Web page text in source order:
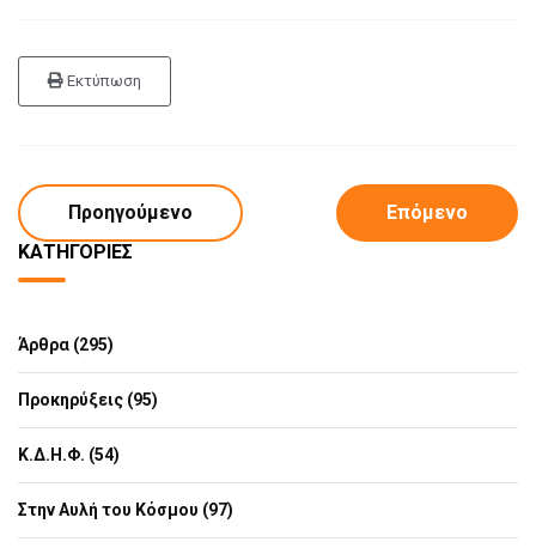
Εκτύπωση
Προηγούμενο
Επόμενο
ΚΑΤΗΓΟΡΊΕΣ
Άρθρα (295)
Προκηρύξεις (95)
Κ.Δ.Η.Φ. (54)
Στην Αυλή του Κόσμου (97)